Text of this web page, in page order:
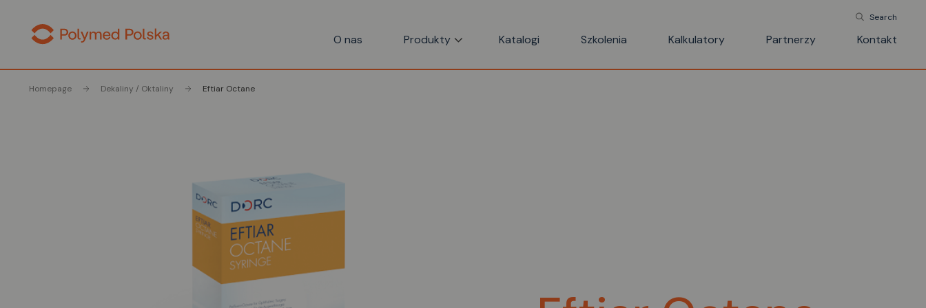
Search
O nas Produkty Katalogi Szkolenia Kalkulatory Partnerzy Kontakt
Homepage Dekaliny / Oktaliny Eftiar Octane